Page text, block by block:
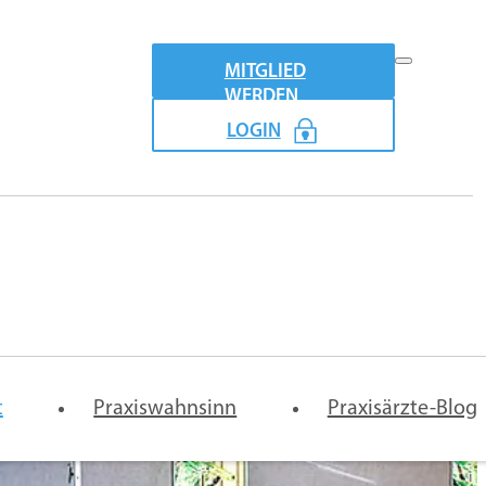
MITGLIED
WERDEN
LOGIN
Arztpraxis
Praxiswahnsinn Praxisärzte-Blog